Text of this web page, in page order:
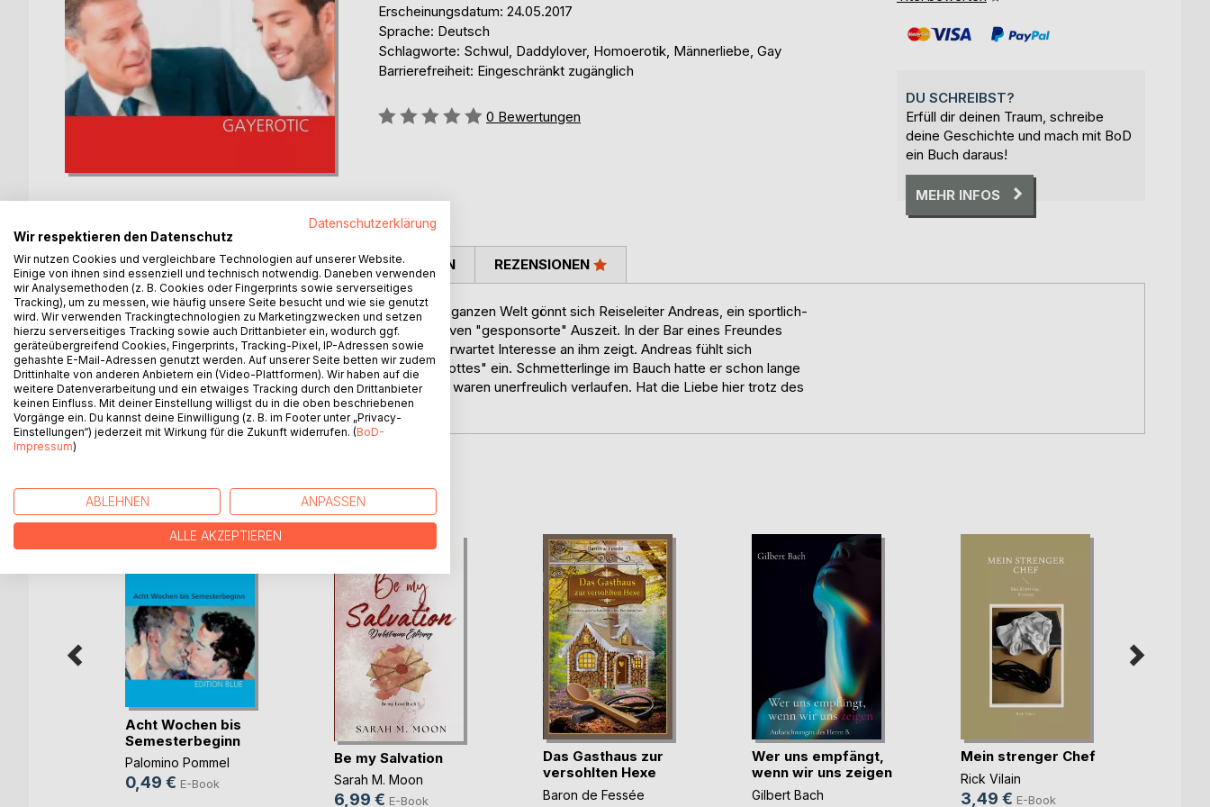
Erscheinungsdatum: 24.05.2017
Sprache: Deutsch
Schlagworte: Schwul, Daddylover, Homoerotik, Männerliebe, Gay
Barrierefreiheit: Eingeschränkt zugänglich
Bewertung::
0 Bewertungen
DU SCHREIBST?
Erfüll dir deinen Traum, schreibe
deine Geschichte und mach mit BoD
ein Buch daraus!
MEHR INFOS
BESCHREIBUNG
Nach zwanzig Jahren Dienst auf Kreuzfahrtschiffen in der ganzen Welt gönnt sich Reiseleiter Andreas, ein sportlich-
schlanker Mittvierziger, eine vom Job-Center in Bremerhaven "gesponsorte" Auszeit. In der Bar eines Freundes
lernt er den jungen Studenten Simon (23) kennen, der unerwartet Interesse an ihm zeigt. Andreas fühlt sich
geschmeichelt und geht auf die "Avancen" des "jungen Gottes" ein. Schmetterlinge im Bauch hatte er schon lange
nicht mehr gehabt und die letzten Dates mit Gleichaltrigen waren unerfreulich verlaufen. Hat die Liebe hier trotz des
großen Altersunterschiedes überhaupt eine Chance?
AUTOR/IN PRESSESTIMMEN REZENSIONEN
WEITERE TITEL BEIBoD
Acht Wochen bis
Semesterbeginn
Palomino Pommel
0,49 € E-Book
Be my Salvation
Sarah M. Moon
6,99 € E-Book
Das Gasthaus zur
versohlten Hexe
Baron de Fessée
Wer uns empfängt,
wenn wir uns zeigen
Gilbert Bach
Mein strenger Chef
Rick Vilain
3,49 € E-Book
Datenschutzerklärung
Wir respektieren den Datenschutz
Wir nutzen Cookies und vergleichbare Technologien auf unserer Website.
Einige von ihnen sind essenziell und technisch notwendig. Daneben verwenden
wir Analysemethoden (z. B. Cookies oder Fingerprints sowie serverseitiges
Tracking), um zu messen, wie häufig unsere Seite besucht und wie sie genutzt
wird. Wir verwenden Trackingtechnologien zu Marketingzwecken und setzen
hierzu serverseitiges Tracking sowie auch Drittanbieter ein, wodurch ggf.
geräteübergreifend Cookies, Fingerprints, Tracking-Pixel, IP-Adressen sowie
gehashte E-Mail-Adressen genutzt werden. Auf unserer Seite betten wir zudem
Drittinhalte von anderen Anbietern ein (Video-Plattformen). Wir haben auf die
weitere Datenverarbeitung und ein etwaiges Tracking durch den Drittanbieter
keinen Einfluss. Mit deiner Einstellung willigst du in die oben beschriebenen
Vorgänge ein. Du kannst deine Einwilligung (z. B. im Footer unter „Privacy-
Einstellungen“) jederzeit mit Wirkung für die Zukunft widerrufen. (BoD-
Impressum)
ABLEHNEN ANPASSEN
ALLE AKZEPTIEREN